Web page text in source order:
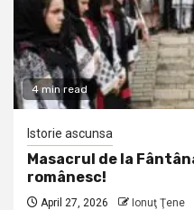
4 min read
Istorie ascunsa
Masacrul de la
românesc!
April 27, 2026 Ionuţ Ţene